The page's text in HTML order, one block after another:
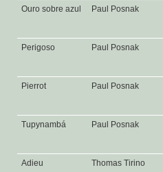
Ouro sobre azul Paul Posnak
Perigoso Paul Posnak
Pierrot Paul Posnak
Tupynambá Paul Posnak
Adieu Thomas Tirino